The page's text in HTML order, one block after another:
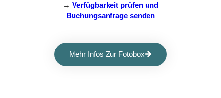
→ Verfügbarkeit prüfen und
Buchungsanfrage senden
Mehr Infos Zur Fotobox